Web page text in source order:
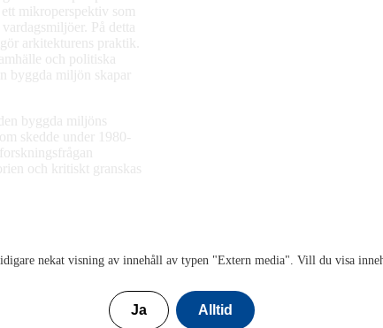
nekat visning av innehåll av typen "Extern media". Vill du visa
Ja Alltid
mikroperspektiv som
På detta
arkitekturens praktik.
och politiska
byggda miljön skapar
byggda miljöns
skedde under 1980-
och kritiskt granskas